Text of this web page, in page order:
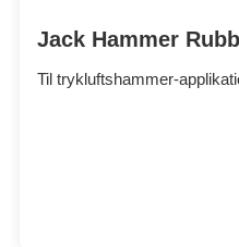
Jack Hammer
Til trykluftshammer-